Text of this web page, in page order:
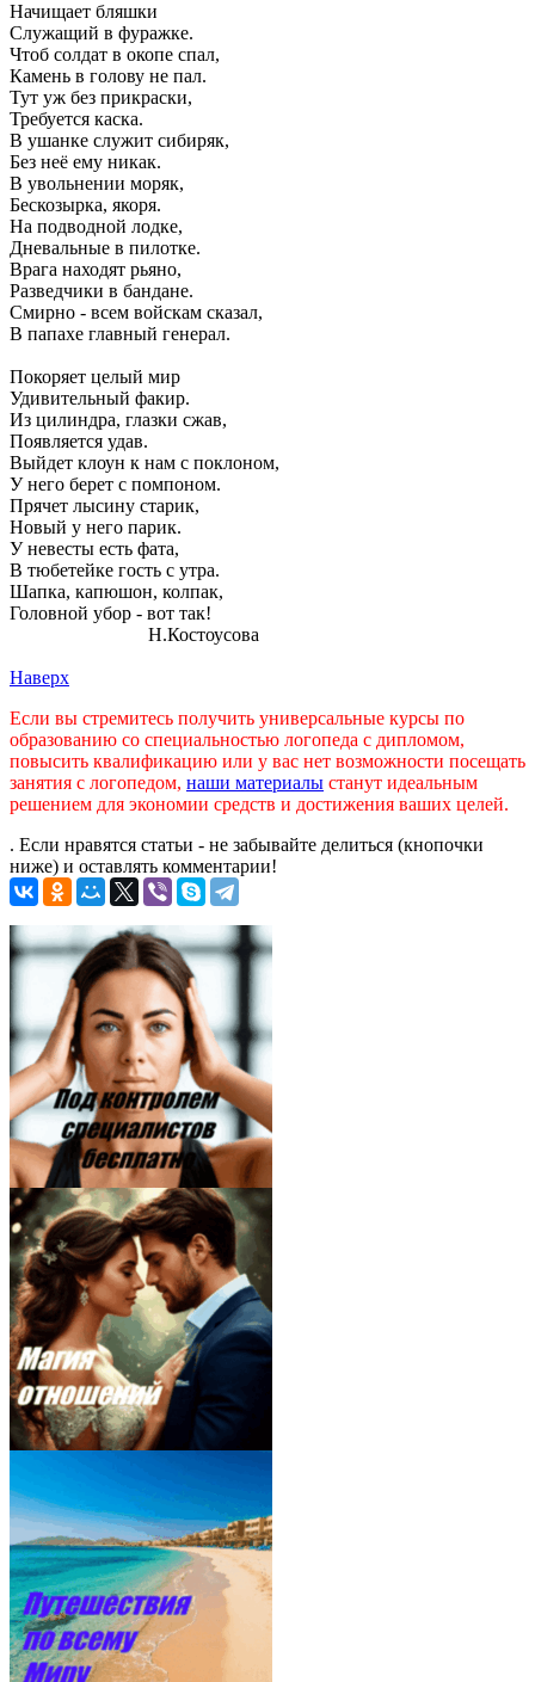
Начищает бляшки
Служащий в фуражке.
Чтоб солдат в окопе спал,
Камень в голову не пал.
Тут уж без прикраски,
Требуется каска.
В ушанке служит сибиряк,
Без неё ему никак.
В увольнении моряк,
Бескозырка, якоря.
На подводной лодке,
Дневальные в пилотке.
Врага находят рьяно,
Разведчики в бандане.
Смирно - всем войскам сказал,
В папахе главный генерал.
Покоряет целый мир
Удивительный факир.
Из цилиндра, глазки сжав,
Появляется удав.
Выйдет клоун к нам с поклоном,
У него берет с помпоном.
Прячет лысину старик,
Новый у него парик.
У невесты есть фата,
В тюбетейке гость с утра.
Шапка, капюшон, колпак,
Головной убор - вот так!
Н.Костоусова
Наверх
Если вы стремитесь получить универсальные курсы по
образованию со специальностью логопеда с дипломом,
повысить квалификацию или у вас нет возможности посещать
занятия с логопедом, наши материалы станут идеальным
решением для экономии средств и достижения ваших целей.
. Если нравятся статьи - не забывайте делиться (кнопочки
ниже) и оставлять комментарии!